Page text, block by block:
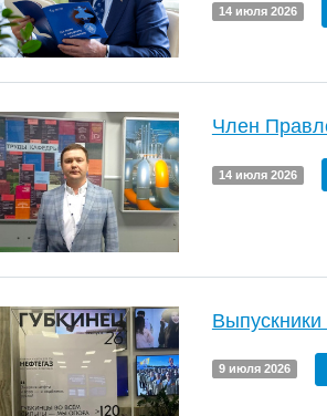
14 июля 2026
Член
14 июля 2026
9 июля 2026